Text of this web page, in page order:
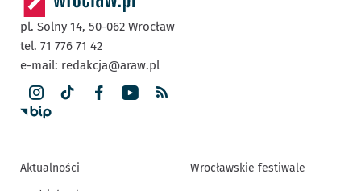
pl. Solny 14, 50-062 Wrocław
tel. 71 776 71 42
e-mail: redakcja@araw.pl
Aktualności
Wrocławskie festiwale